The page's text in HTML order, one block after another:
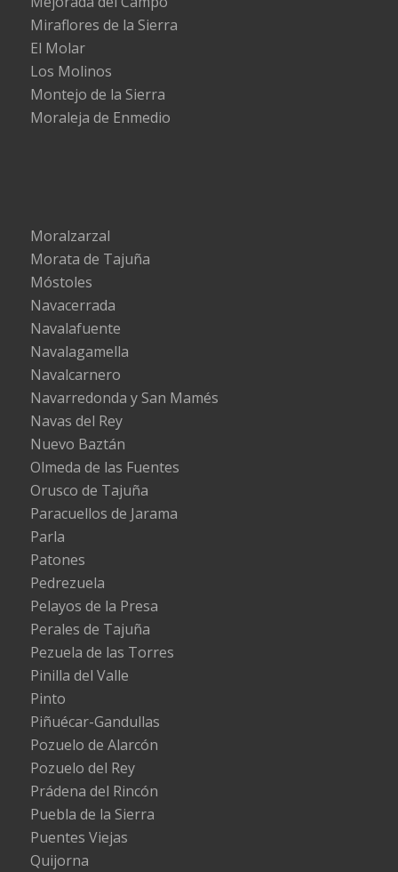
Miraflores de la Sierra
El Molar
Los Molinos
Montejo de la Sierra
Moraleja de Enmedio
Moralzarzal
Morata de Tajuña
Móstoles
Navacerrada
Navalafuente
Navalagamella
Navalcarnero
Navarredonda y San Mamés
Navas del Rey
Nuevo Baztán
Olmeda de las Fuentes
Orusco de Tajuña
Paracuellos de Jarama
Parla
Patones
Pedrezuela
Pelayos de la Presa
Perales de Tajuña
Pezuela de las Torres
Pinilla del Valle
Pinto
Piñuécar-Gandullas
Pozuelo de Alarcón
Pozuelo del Rey
Prádena del Rincón
Puebla de la Sierra
Puentes Viejas
Quijorna